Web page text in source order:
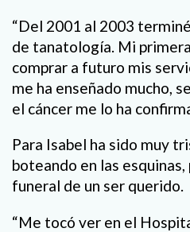
“Del 2001 al 2003
de tanatología. Mi
comprar a futuro mis
me ha enseñado mucho,
el cáncer me lo ha
Para Isabel ha sido muy
boteando en las
funeral de un ser querido.
“Me tocó ver en el